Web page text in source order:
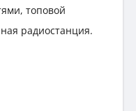
топовой
радиостанция.